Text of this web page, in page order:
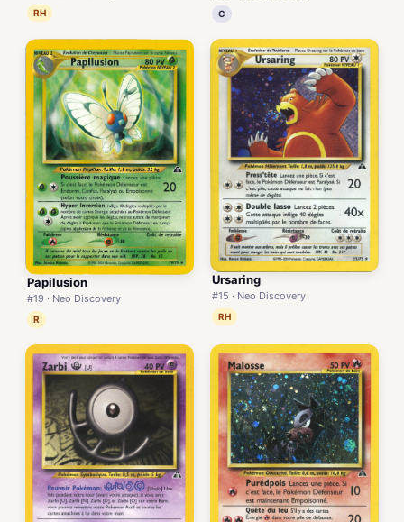
RH C
Papilusion
#19 · Neo Discovery
R
Ursaring
#15 · Neo Discovery
RH